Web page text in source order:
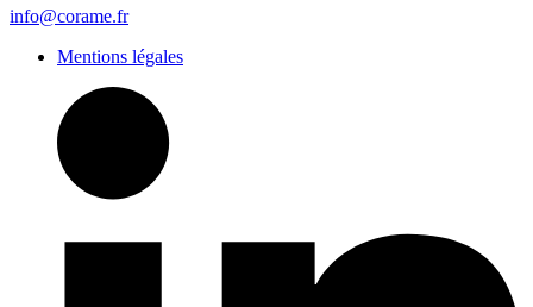
info@corame.fr
Mentions légales